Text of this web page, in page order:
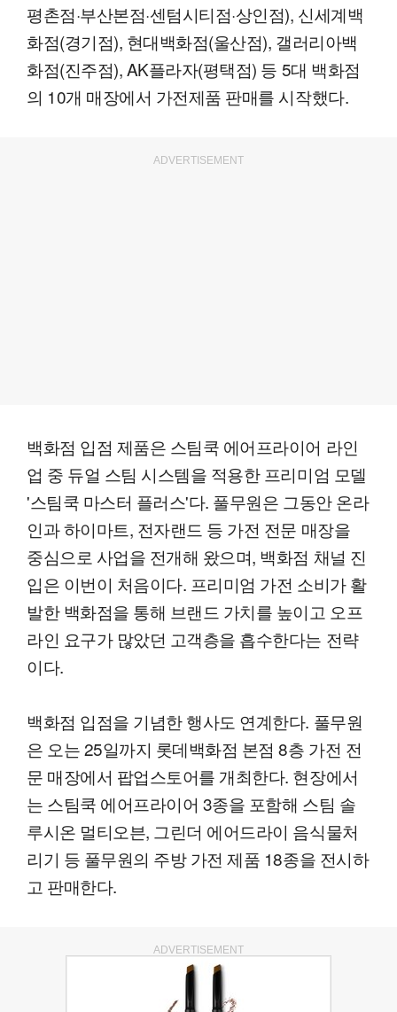
평촌점·부산본점·센텀시티점·상인점), 신세계백
화점(경기점), 현대백화점(울산점), 갤러리아백
화점(진주점), AK플라자(평택점) 등 5대 백화점
의 10개 매장에서 가전제품 판매를 시작했다.
ADVERTISEMENT
백화점 입점 제품은 스팀쿡 에어프라이어 라인
업 중 듀얼 스팀 시스템을 적용한 프리미엄 모델
'스팀쿡 마스터 플러스'다. 풀무원은 그동안 온라
인과 하이마트, 전자랜드 등 가전 전문 매장을
중심으로 사업을 전개해 왔으며, 백화점 채널 진
입은 이번이 처음이다. 프리미엄 가전 소비가 활
발한 백화점을 통해 브랜드 가치를 높이고 오프
라인 요구가 많았던 고객층을 흡수한다는 전략
이다.
백화점 입점을 기념한 행사도 연계한다. 풀무원
은 오는 25일까지 롯데백화점 본점 8층 가전 전
문 매장에서 팝업스토어를 개최한다. 현장에서
는 스팀쿡 에어프라이어 3종을 포함해 스팀 솔
루시온 멀티오븐, 그린더 에어드라이 음식물처
리기 등 풀무원의 주방 가전 제품 18종을 전시하
고 판매한다.
ADVERTISEMENT